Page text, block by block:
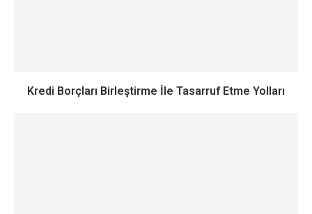
Kredi Borçları Birleştirme İle Tasarruf Etme Yolları